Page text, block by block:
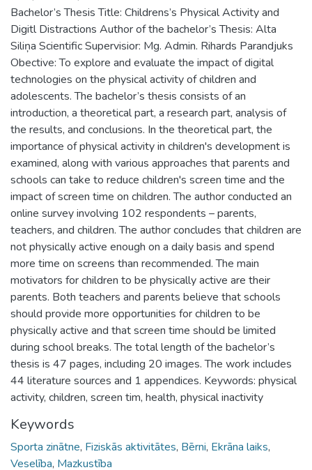
Bachelor’s Thesis Title: Childrens’s Physical Activity and
Digitl Distractions Author of the bachelor’s Thesis: Alta
Siliņa Scientific Supervisior: Mg. Admin. Rihards Parandjuks
Obective: To explore and evaluate the impact of digital
technologies on the physical activity of children and
adolescents. The bachelor’s thesis consists of an
introduction, a theoretical part, a research part, analysis of
the results, and conclusions. In the theoretical part, the
importance of physical activity in children's development is
examined, along with various approaches that parents and
schools can take to reduce children's screen time and the
impact of screen time on children. The author conducted an
online survey involving 102 respondents – parents,
teachers, and children. The author concludes that children are
not physically active enough on a daily basis and spend
more time on screens than recommended. The main
motivators for children to be physically active are their
parents. Both teachers and parents believe that schools
should provide more opportunities for children to be
physically active and that screen time should be limited
during school breaks. The total length of the bachelor’s
thesis is 47 pages, including 20 images. The work includes
44 literature sources and 1 appendices. Keywords: physical
activity, children, screen tim, health, physical inactivity
Keywords
Sporta zinātne, Fiziskās aktivitātes, Bērni, Ekrāna laiks,
Veselība, Mazkustība